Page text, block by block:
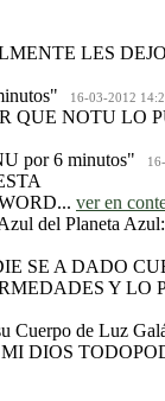
LES
16-03-2012
QUE NOTU LO
por 6 minutos"
ver en
del Planeta
SE A DADO
Y LO
Cuerpo de Luz
DIOS